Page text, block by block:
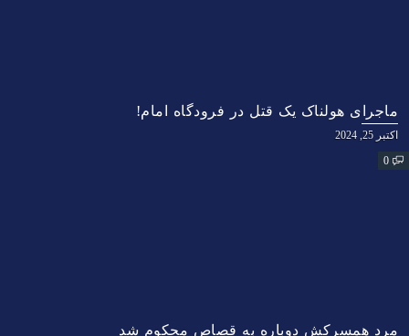
ماجرای هولناک یک قتل در فرودگاه امام!
اکتبر 25, 2024
0
مرد همسرکش دوباره به قصاص محکوم شد